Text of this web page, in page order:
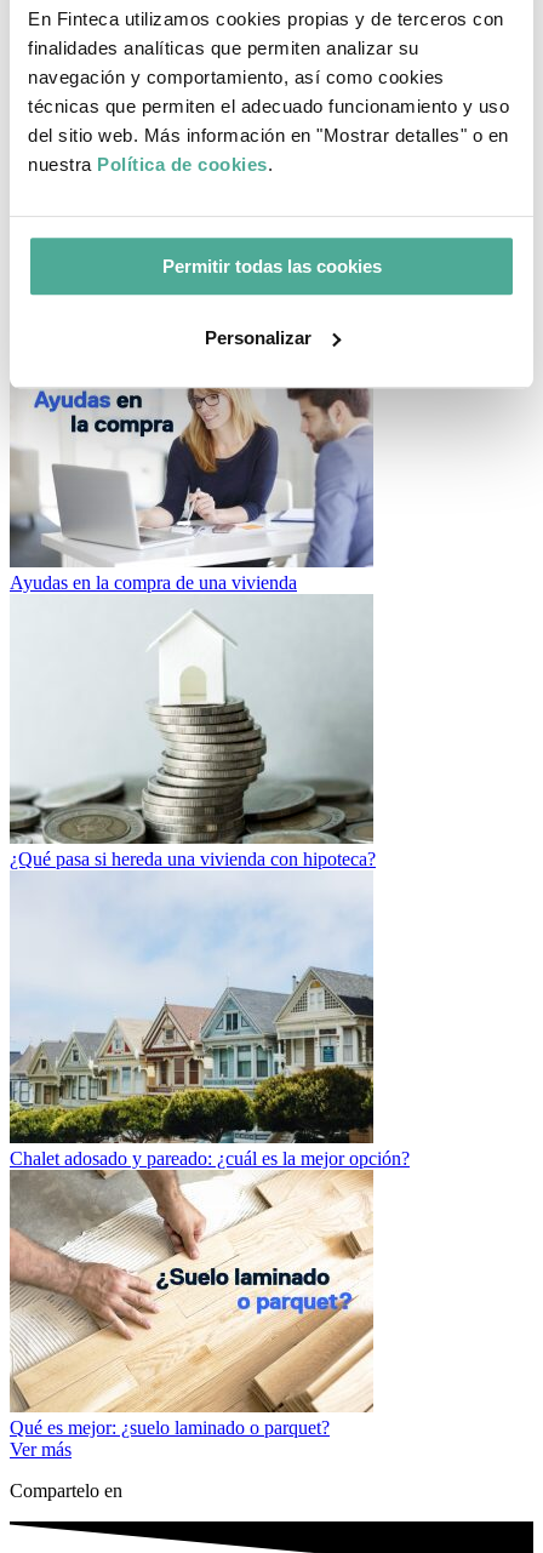
En Finteca utilizamos cookies propias y de terceros con
finalidades analíticas que permiten analizar su
navegación y comportamiento, así como cookies
técnicas que permiten el adecuado funcionamiento y uso
del sitio web. Más información en "Mostrar detalles" o en
nuestra Política de cookies.
Permitir todas las cookies
Personalizar
Está claro que la nueva Ley de medidas para la prevención y lucha
contra el fraude fiscal traerá cambios fiscales a la vivienda, ahora ya
conoces cuáles son los principales.
¿Necesitas asesoramiento experto para tu
hipoteca?
hipoteca nunca fue tan fácil como ahora.
ANALIZAR MI CASO
Ayudas en la compra de una vivienda
¿Qué pasa si hereda una vivienda con hipoteca?
Chalet adosado y pareado: ¿cuál es la mejor opción?
Qué es mejor: ¿suelo laminado o parquet?
Ver más
Compartelo en